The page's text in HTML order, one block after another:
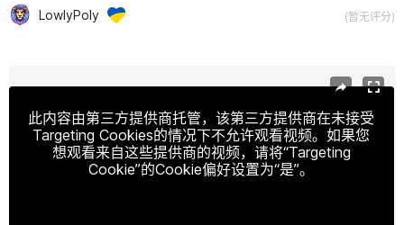
LowlyPoly (暂无评分)
此内容由第三方提供商托管，该第三方提供商在未接受
Targeting Cookies的情况下不允许观看视频。如果您
想观看来自这些提供商的视频，请将“Targeting
Cookie”的Cookie偏好设置为“是”。